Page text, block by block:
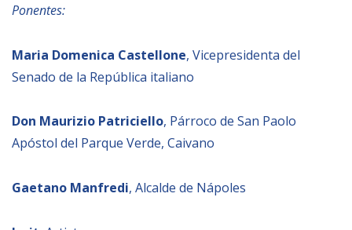
Ponentes:
Maria Domenica Castellone, Vicepresidenta del
Senado de la República italiano
Don Maurizio Patriciello, Párroco de San Paolo
Apóstol del Parque Verde, Caivano
Gaetano Manfredi, Alcalde de Nápoles